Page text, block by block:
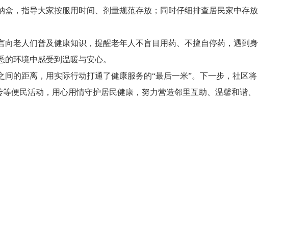
，指导大家按服用时间、剂量规范存放；同时仔细排查居民家中存放
老人们普及健康知识，提醒老年人不盲目用药、不擅自停药，遇到身
环境中感受到温暖与安心。
的距离，用实际行动打通了健康服务的“最后一米”。下一步，社区将
便民活动，用心用情守护居民健康，努力营造邻里互助、温馨和谐、